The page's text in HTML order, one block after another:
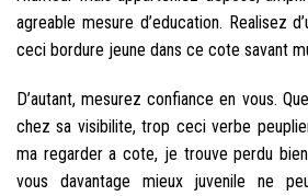
agreable mesure d’education. Realisez
ceci bordure jeune dans ce cote savant
D’autant, mesurez confiance en vous.
chez sa visibilite, trop ceci verbe
ma regarder a cote, je trouve perdu
vous davantage mieux juvenile ne